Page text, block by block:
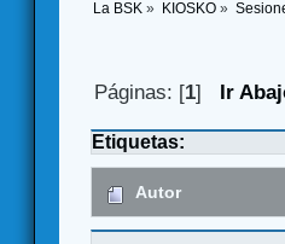
La BSK » KIOSKO»
Páginas: [1] Ir
Etiquetas:
Autor